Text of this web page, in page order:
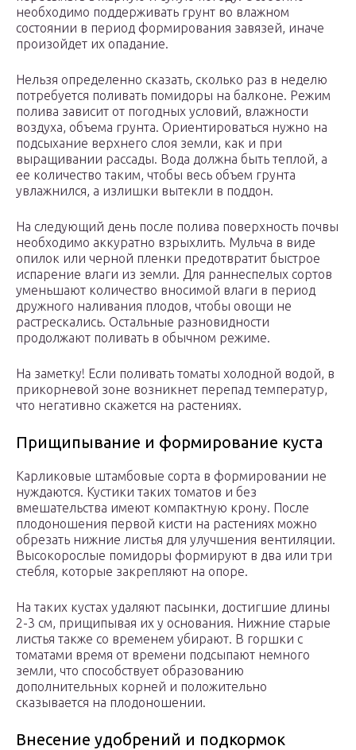
необходимо поддерживать грунт во влажном
состоянии в период формирования завязей, иначе
произойдет их опадание.
Нельзя определенно сказать, сколько раз в неделю
потребуется поливать помидоры на балконе. Режим
полива зависит от погодных условий, влажности
воздуха, объема грунта. Ориентироваться нужно на
подсыхание верхнего слоя земли, как и при
выращивании рассады. Вода должна быть теплой, а
ее количество таким, чтобы весь объем грунта
увлажнился, а излишки вытекли в поддон.
На следующий день после полива поверхность почвы
необходимо аккуратно взрыхлить. Мульча в виде
опилок или черной пленки предотвратит быстрое
испарение влаги из земли. Для раннеспелых сортов
уменьшают количество вносимой влаги в период
дружного наливания плодов, чтобы овощи не
растрескались. Остальные разновидности
продолжают поливать в обычном режиме.
На заметку! Если поливать томаты холодной водой, в
прикорневой зоне возникнет перепад температур,
что негативно скажется на растениях.
Прищипывание и формирование куста
Карликовые штамбовые сорта в формировании не
нуждаются. Кустики таких томатов и без
вмешательства имеют компактную крону. После
плодоношения первой кисти на растениях можно
обрезать нижние листья для улучшения вентиляции.
Высокорослые помидоры формируют в два или три
стебля, которые закрепляют на опоре.
На таких кустах удаляют пасынки, достигшие длины
2-3 см, прищипывая их у основания. Нижние старые
листья также со временем убирают. В горшки с
томатами время от времени подсыпают немного
земли, что способствует образованию
дополнительных корней и положительно
сказывается на плодоношении.
Внесение удобрений и подкормок